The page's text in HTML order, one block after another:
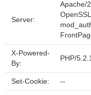
Server:
Apache/
X-Powered-
By:
PHP/
Set-Cookie: --